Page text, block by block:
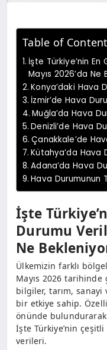
Table of
İşte Türkiye’nin
Mayıs 2026’da Ne
Konya’daki Hava
İzmir’de Hava
Muğla’da Hava
Denizli’de Hava
Çanakkale’de
Kütahya’da Hava
Adana’da Hava
Hava Durumunun
İşte
Durumu
Ne
Ülkemizin farklı
Mayıs 2026
bilgiler, tarım,
bir etkiye sahip.
önünde bulundurarak
İşte Türkiye’nin
verileri.